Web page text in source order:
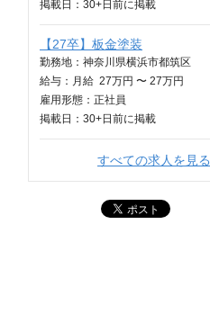
掲載日： 30+日 前に掲載
【27卒】板金塗装
勤務地：神奈川県横浜市都筑区
給与： 月給 27万円 〜 27万円
雇用形態：正社員
掲載日： 30+日 前に掲載
すべての求人を見る